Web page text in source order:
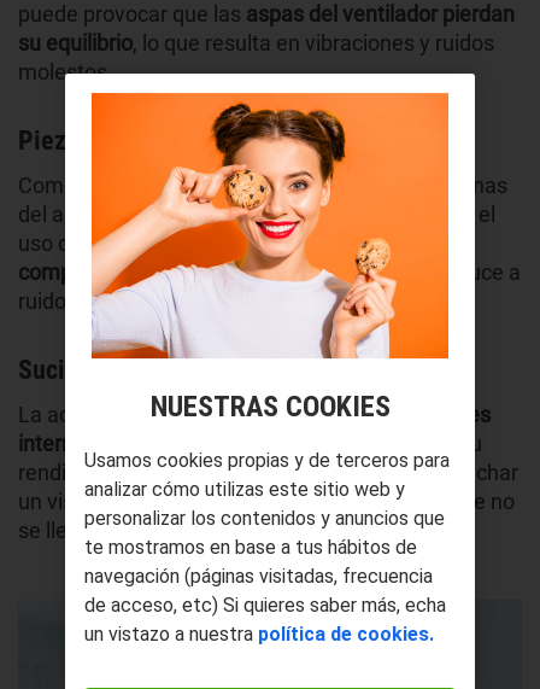
puede provocar que las aspas del ventilador pierdan
su equilibrio, lo que resulta en vibraciones y ruidos
molestos.
Piezas desgastadas
Como cualquier otro dispositivo, las piezas internas
del aire acondicionado pueden desgastarse con el
uso continuo.Rodamientos, correas y otros
componentespueden deteriorarse, lo que conduce a
ruidos inusuales y muy molestos.
Suciedad y acumulación de polvo
La acumulación de suciedad ypolvo en las partes
internas
del aire acondicionado puede afectar su
rendimiento y generar ruidos molestos. Debes echar
un vistazo de vez en cuando a los filtros para que no
se llenen de polen o cualquier otra partícula.
NUESTRAS COOKIES
Usamos cookies propias y de terceros para
analizar cómo utilizas este sitio web y
personalizar los contenidos y anuncios que
te mostramos en base a tus hábitos de
navegación (páginas visitadas, frecuencia
de acceso, etc) Si quieres saber más, echa
un vistazo a nuestra política de cookies.